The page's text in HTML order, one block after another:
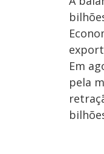
Em
pela